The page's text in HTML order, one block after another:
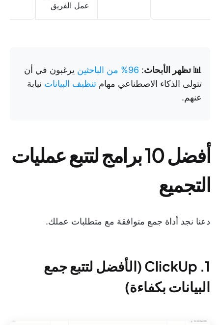
عمل الفريق
📊 تظهر الأبحاث: 96% من الباحثين
يرغبون في أن
تتولى الذكاء الاصطناعي مهام تنظيف البيانات نيابة
عنهم.
أفضل 10 برامج لتتبع عمليات
التجميع
دعنا نجد أداة جمع متوافقة مع متطلبات عملك.
1. ClickUp (الأفضل لتتبع جمع
البيانات بكفاءة)